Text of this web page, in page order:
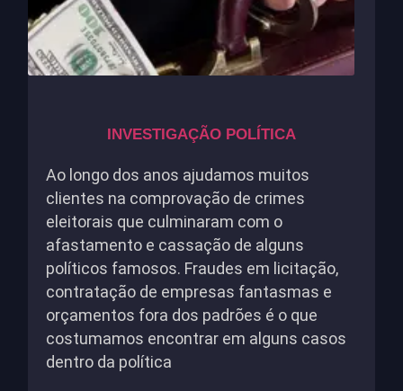
INVESTIGAÇÃO POLÍTICA
Ao longo dos anos ajudamos muitos
clientes na comprovação de crimes
eleitorais que culminaram com o
afastamento e cassação de alguns
políticos famosos. Fraudes em licitação,
contratação de empresas fantasmas e
orçamentos fora dos padrões é o que
costumamos encontrar em alguns casos
dentro da política